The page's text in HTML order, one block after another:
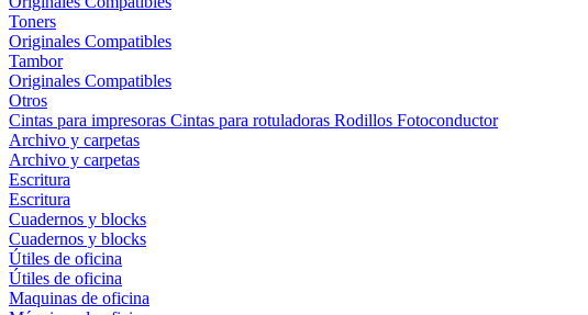
Toners
Originales Compatibles
Tambor
Originales Compatibles
Otros
Cintas para impresoras Cintas para rotuladoras Rodillos Fotoconductor
Archivo y carpetas
Archivo y carpetas
Escritura
Escritura
Cuadernos y blocks
Cuadernos y blocks
Útiles de oficina
Útiles de oficina
Maquinas de oficina